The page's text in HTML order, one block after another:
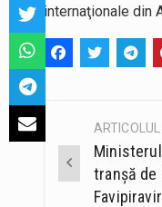
internaţionale din
Post
tranșă de
Favipiravir